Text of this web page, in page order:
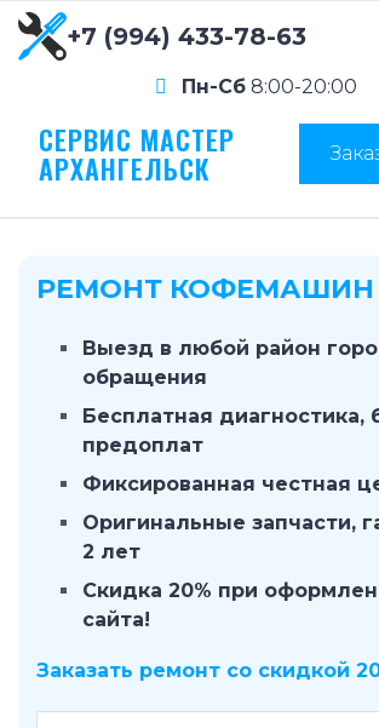
+7 (994) 433-78-63
Пн-Сб 8:00-20:00
СЕРВИС МАСТЕР
АРХАНГЕЛЬСК
РЕМОНТ КОФЕМАШИН
Выезд в любой район
обращения
Бесплатная диагностика,
предоплат
Фиксированная честная
Оригинальные запчасти,
2 лет
Скидка 20% при
сайта!
Заказать ремонт со скидкой